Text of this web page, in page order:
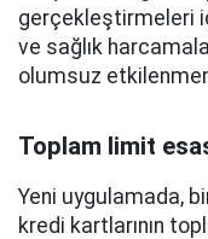
gerçekleştirmeleri
ve sağlık
olumsuz
Toplam limit
Yeni uygulamada,
kredi kartlarının